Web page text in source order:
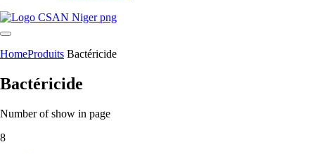
HomeProduits Bactéricide
Bactéricide
Number of show in page
8